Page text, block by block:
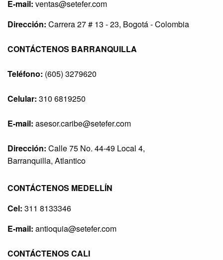
E-mail: ventas@setefer.com
Dirección: Carrera 27 # 13 - 23, Bogotá - Colombia
CONTÁCTENOS BARRANQUILLA
Teléfono: (605) 3279620
Celular: 310 6819250
E-mail: asesor.caribe@setefer.com
Dirección: Calle 75 No. 44-49 Local 4,
Barranquilla, Atlantico
CONTÁCTENOS MEDELLÍN
Cel: 311 8133346
E-mail: antioquia@setefer.com
CONTÁCTENOS CALI